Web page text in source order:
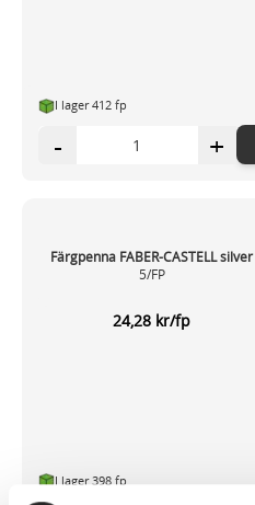
I lager 412 fp
- +
Färgpenna FABER-CASTELL silver
5/FP
24,28 kr/fp
I lager 398 fp